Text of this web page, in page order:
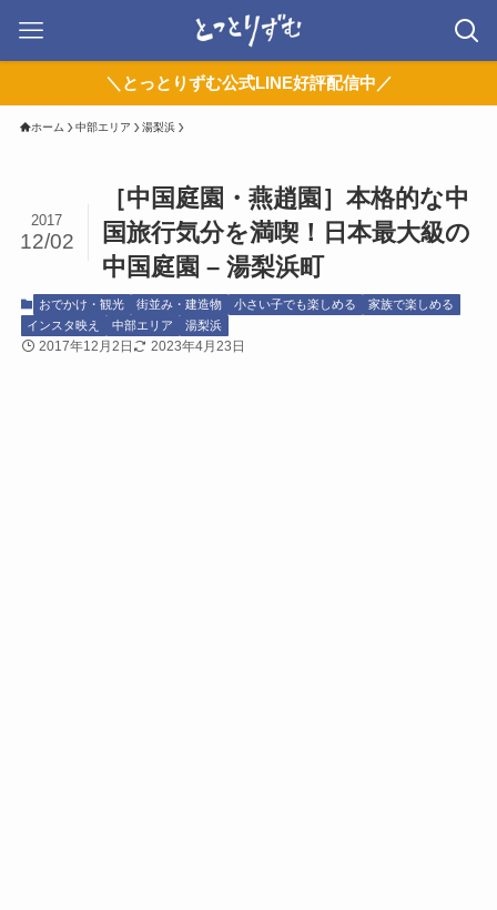
＼とっとりずむ公式LINE好評配信中／
ホーム 中部エリア 湯梨浜
［中国庭園・燕趙園］本格的な中
国旅行気分を満喫！日本最大級の
中国庭園 – 湯梨浜町
2017
12/02
おでかけ・観光 街並み・建造物 小さい子でも楽しめる
家族で楽しめる
インスタ映え
中部エリア 湯梨浜
2017年12月2日 2023年4月23日